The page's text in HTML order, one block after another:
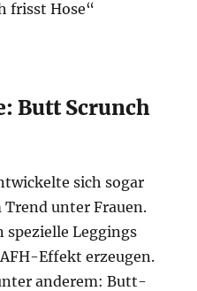
frisst Hose“
Butt Scrunch
sich sogar
Trend unter Frauen.
spezielle Leggings
Effekt erzeugen.
anderem: Butt-